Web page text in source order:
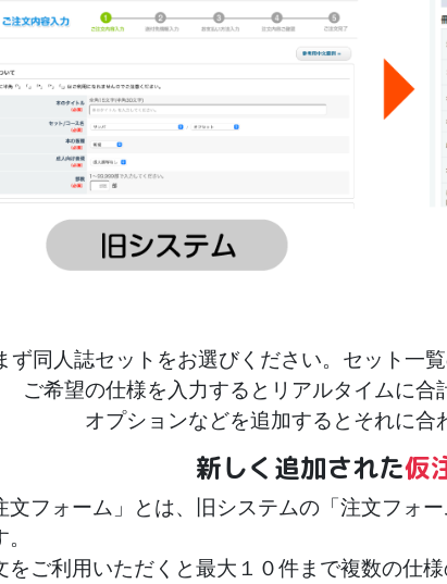
ず同人誌セットをお選びください。セット一
ご希望の仕様を入力するとリアルタイムに
オプションなどを追加するとそれに合
新しく追加された仮
文フォーム」とは、旧システムの「注文フォ
をご利用いただくと最大１０件まで複数の仕